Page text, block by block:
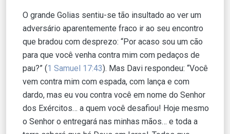
O grande Golias sentiu-se tão insultado ao ver um
adversário aparentemente fraco ir ao seu encontro
que bradou com desprezo: “Por acaso sou um cão
para que você venha contra mim com pedaços de
pau?” (1 Samuel 17:43). Mas Davi respondeu: “Você
vem contra mim com espada, com lança e com
dardo, mas eu vou contra você em nome do Senhor
dos Exércitos… a quem você desafiou! Hoje mesmo
o Senhor o entregará nas minhas mãos… e toda a